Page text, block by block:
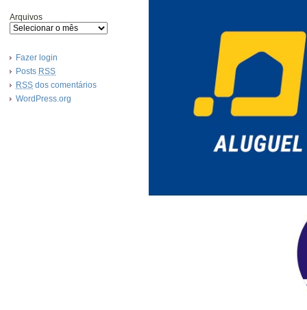
Arquivos
Fazer login
Posts RSS
RSS dos comentários
WordPress.org